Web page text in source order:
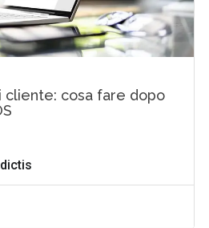
cliente: cosa fare dopo